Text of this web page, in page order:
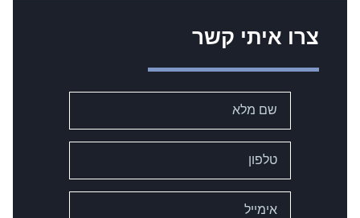
צרו איתי קשר